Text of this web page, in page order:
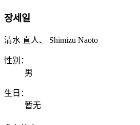
장세일
清水 直人、 Shimizu Naoto
性别：
男
生日：
暂无